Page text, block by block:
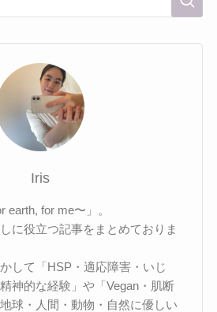
Iris
earth, for me〜」。
に役立つ記事をまとめておりま
して「HSP・適応障害・いじ
神的な経験」や「Vegan・肌断
球・人間・動物・自然に優しい